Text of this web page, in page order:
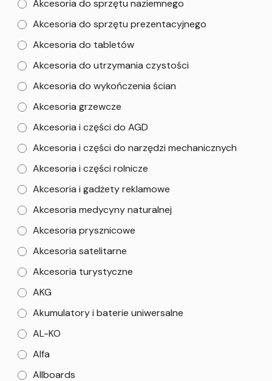
Akcesoria do sprzętu naziemnego
Akcesoria do sprzętu prezentacyjnego
Akcesoria do tabletów
Akcesoria do utrzymania czystości
Akcesoria do wykończenia ścian
Akcesoria grzewcze
Akcesoria i części do AGD
Akcesoria i części do narzędzi mechanicznych
Akcesoria i części rolnicze
Akcesoria i gadżety reklamowe
Akcesoria medycyny naturalnej
Akcesoria prysznicowe
Akcesoria satelitarne
Akcesoria turystyczne
AKG
Akumulatory i baterie uniwersalne
AL-KO
Alfa
Allboards